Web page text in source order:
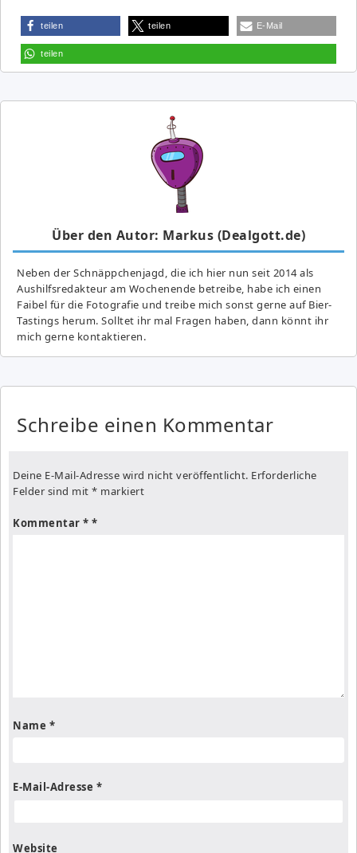
teilen teilen E-Mail
teilen
Über den Autor: Markus (Dealgott.de)
Neben der Schnäppchenjagd, die ich hier nun seit 2014 als
Aushilfsredakteur am Wochenende betreibe, habe ich einen
Faibel für die Fotografie und treibe mich sonst gerne auf Bier-
Tastings herum. Solltet ihr mal Fragen haben, dann könnt ihr
mich gerne kontaktieren.
Schreibe einen Kommentar
Deine E-Mail-Adresse wird nicht veröffentlicht. Erforderliche
Felder sind mit * markiert
Kommentar *
Name *
E-Mail-Adresse *
Website